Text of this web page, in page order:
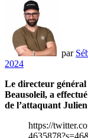
par
2024
Le directeur général
Beausoleil, a
de l’attaquant
https://